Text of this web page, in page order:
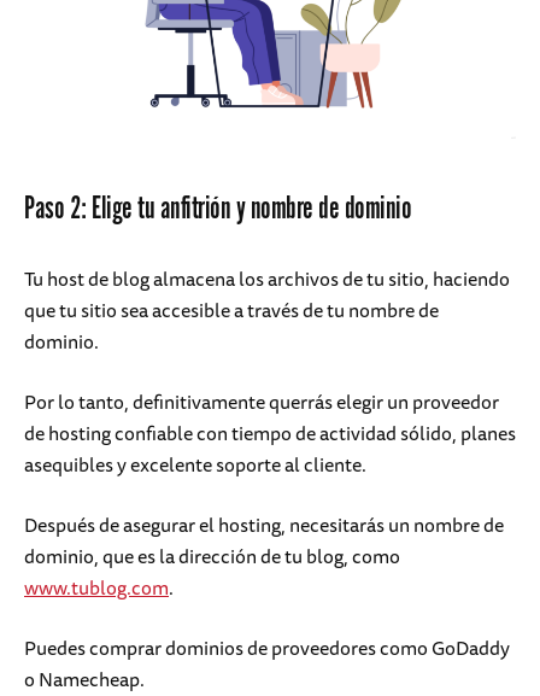
Paso 2: Elige tu anfitrión y nombre de dominio
Tu host de blog almacena los archivos de tu sitio, haciendo
que tu sitio sea accesible a través de tu nombre de
dominio.
Por lo tanto, definitivamente querrás elegir un proveedor
de hosting confiable con tiempo de actividad sólido, planes
asequibles y excelente soporte al cliente.
Después de asegurar el hosting, necesitarás un nombre de
dominio, que es la dirección de tu blog, como
www.tublog.com.
Puedes comprar dominios de proveedores como GoDaddy
o Namecheap.